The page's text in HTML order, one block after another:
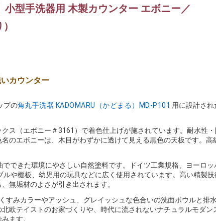
小型手洗器用 木製カウンター エボニー／
カウンター
プの角丸手洗器 KADOMARU（かどまる）MD-P101 用に設計さ
ス（エボニー＃3161）で着色仕上げが施されています。耐水性
のエボニーは、木目がわずかに透けて見える黒色の天板です。高
できた環境にやさしい自然塗料です。ドイツ工業規格、ヨーロッ
や棚板、幼児用の玩具などに広く使用されています。高い精製
無垢材のよさが引き出されます。
みカラーやアッシュ、グレイッシュな色合いの洗面ボウルと排
欧テイストのお家づくりや、時代に流されないナチュラルモダン
ます。